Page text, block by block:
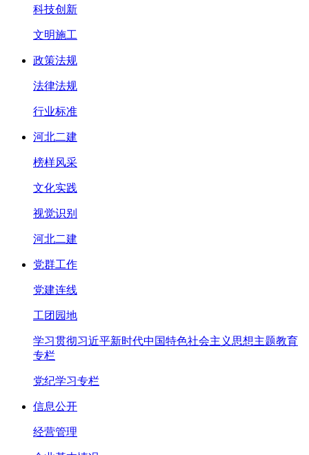
科技创新
文明施工
政策法规
法律法规
行业标准
河北二建
榜样风采
文化实践
视觉识别
河北二建
党群工作
党建连线
工团园地
学习贯彻习近平新时代中国特色社会主义思想主题教育
专栏
党纪学习专栏
信息公开
经营管理